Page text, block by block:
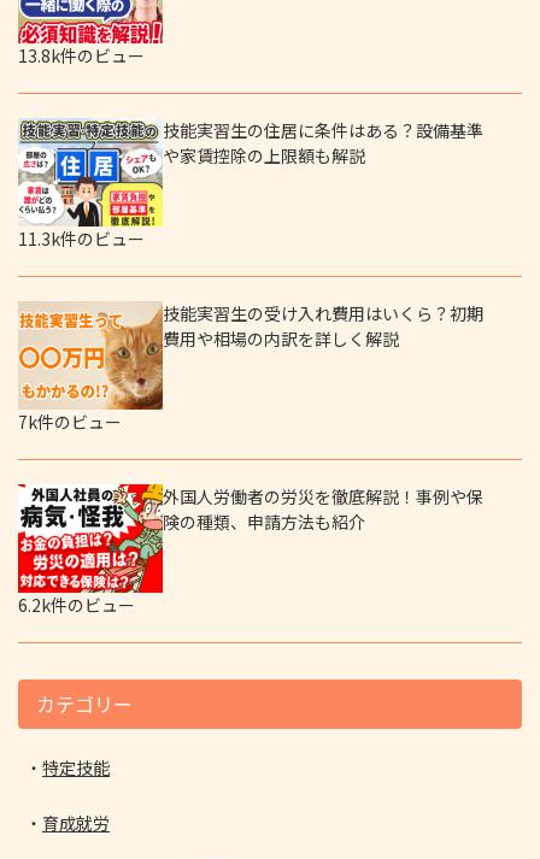
13.8k件のビュー
技能実習生の住居に条件はある？設備基準
や家賃控除の上限額も解説
11.3k件のビュー
技能実習生の受け入れ費用はいくら？初期
費用や相場の内訳を詳しく解説
7k件のビュー
外国人労働者の労災を徹底解説！事例や保
険の種類、申請方法も紹介
6.2k件のビュー
カテゴリー
特定技能
育成就労